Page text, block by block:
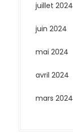
juillet 2024
juin 2024
mai 2024
avril 2024
mars 2024